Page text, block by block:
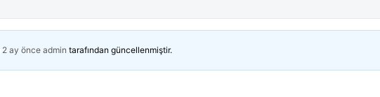
2 ay önce admin tarafından güncellenmiştir.